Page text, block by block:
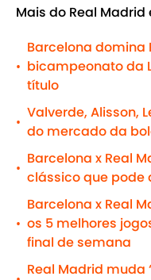
Mais do Real Madrid
•
Barcelona domina
bicampeonato da
título
•
Valverde, Alisson,
do mercado da
•
Barcelona x Real
clássico que pode
•
Barcelona x Real
os 5 melhores
final de semana
Real Madrid muda